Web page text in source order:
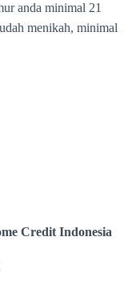
anda minimal 21
menikah, minimal
Credit Indonesia